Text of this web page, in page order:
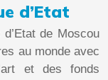
d’Etat
de Moscou
au monde avec
et des fonds